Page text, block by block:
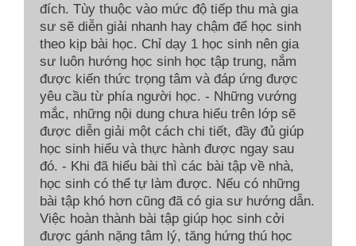
đích. Tùy thuộc vào mức độ tiếp thu mà gia
sư sẽ diễn giải nhanh hay chậm để học sinh
theo kịp bài học. Chỉ dạy 1 học sinh nên gia
sư luôn hướng học sinh học tập trung, nắm
được kiến thức trọng tâm và đáp ứng được
yêu cầu từ phía người học. - Những vướng
mắc, những nội dung chưa hiểu trên lớp sẽ
được diễn giải một cách chi tiết, đầy đủ giúp
học sinh hiểu và thực hành được ngay sau
đó. - Khi đã hiểu bài thì các bài tập về nhà,
học sinh có thể tự làm được. Nếu có những
bài tập khó hơn cũng đã có gia sư hướng dẫn.
Việc hoàn thành bài tập giúp học sinh cởi
được gánh nặng tâm lý, tăng hứng thú học